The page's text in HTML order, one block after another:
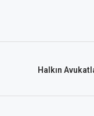
Halkın